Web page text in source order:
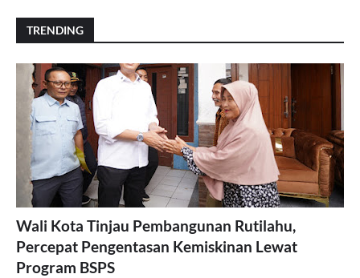
TRENDING
Wali Kota Tinjau Pembangunan Rutilahu,
Percepat Pengentasan Kemiskinan Lewat
Program BSPS